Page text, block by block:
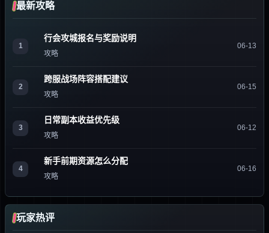
最新攻略
1
行会攻城报名与奖励说明
攻略
06-13
2
跨服战场阵容搭配建议
攻略
06-15
3
日常副本收益优先级
攻略
06-12
4
新手前期资源怎么分配
攻略
06-16
玩家热评